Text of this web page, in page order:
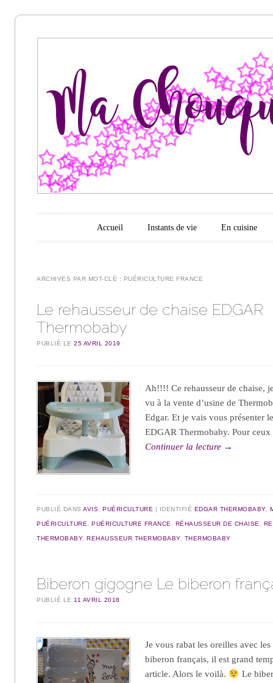
Ma
chouquette
d'amour
Menu principal
Aller au contenu
Accueil Instants de vie En cuisine
ARCHIVES PAR MOT-CLÉ : PUÉRICULTURE FRANCE
Le rehausseur de chaise EDGAR
Thermobaby
PUBLIÉ LE25 AVRIL 2019
Ah!!!! Ce rehausseur de chaise,
vu à la vente d’usine de
Edgar. Et je vais vous présenter
EDGAR Thermobaby. Pour
Continuer la lecture →
PUBLIÉ DANSAVIS ,PUÉRICULTURE IDENTIFIÉ EDGAR THERMOBABY,
PUÉRICULTURE ,PUÉRICULTURE FRANCE RÉHAUSSEUR DE CHAISE
THERMOBABY,REHAUSSEUR THERMOBABY, THERMOBABY
Biberon gigogne Le biberon
PUBLIÉ LE 11 AVRIL 2018
Je vous rabat les oreilles avec
biberon français, il est grand
article. Alors le voilà.
Le